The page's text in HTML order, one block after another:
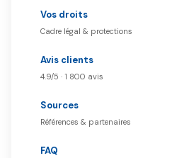
Vos droits
Cadre légal & protections
Avis clients
4.9/5 · 1 800 avis
Sources
Références & partenaires
FAQ